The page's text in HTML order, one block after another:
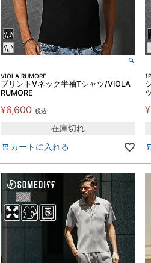
VIOLA RUMORE
プリントVネック半袖Tシャツ/VIOLA
RUMORE
¥6,600 税込
在庫切れ
カートに入れる
¥